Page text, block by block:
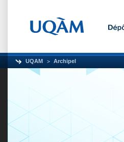
UQAM Archipel